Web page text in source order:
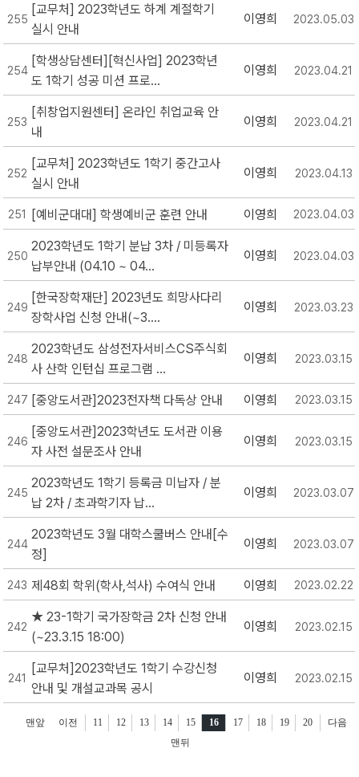
255
[교무처] 2023학년도 하계 계절학기
실시 안내
이영희 2023.05.03
254
[학생상담센터][혁신사업] 2023학년
도 1학기 성공 미션 프로...
이영희 2023.04.21
253
[취창업지원센터] 온라인 취업교육 안
내
이영희 2023.04.21
252
[교무처] 2023학년도 1학기 중간고사
실시 안내
이영희 2023.04.13
251 [예비군대대] 학생예비군 훈련 안내 이영희 2023.04.03
250
2023학년도 1학기 분납 3차 / 미등록자
납부안내 (04.10 ~ 04...
이영희 2023.04.03
249
[한국장학재단] 2023년도 희망사다리
장학사업 신청 안내(~3....
이영희 2023.03.23
248
2023학년도 삼성전자서비스CS주식회
사 산학 인턴십 프로그램 ...
이영희 2023.03.15
247 [중앙도서관]2023전자책 다독상 안내 이영희 2023.03.15
246
[중앙도서관]2023학년도 도서관 이용
자 사전 설문조사 안내
이영희 2023.03.15
245
2023학년도 1학기 등록금 미납자 / 분
납 2차 / 초과학기자 납...
이영희 2023.03.07
244
2023학년도 3월 대학스쿨버스 안내[수
정]
이영희 2023.03.07
243 제48회 학위(학사,석사) 수여식 안내 이영희 2023.02.22
242
★ 23-1학기 국가장학금 2차 신청 안내
(~23.3.15 18:00)
이영희 2023.02.15
241
[교무처]2023학년도 1학기 수강신청
안내 및 개설교과목 공시
이영희 2023.02.15
맨앞 이전 11 12 13 14 15 16 17 18 19 20
다음
맨뒤